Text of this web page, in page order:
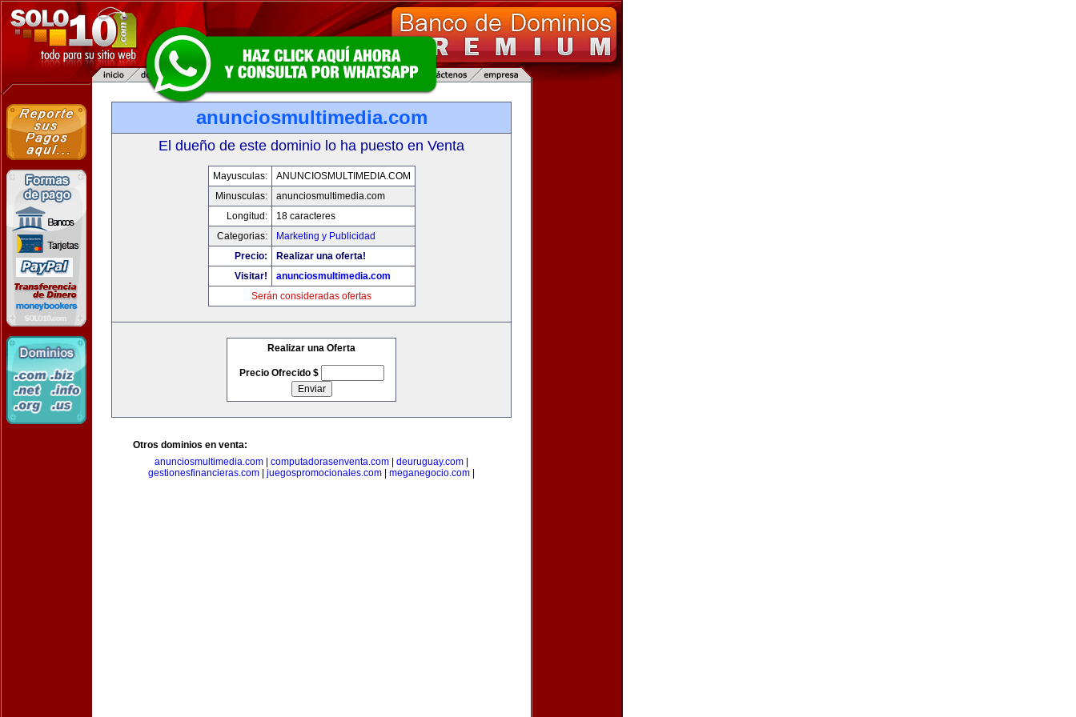
anunciosmultimedia.com
El dueño de este dominio lo ha puesto en Venta
Mayusculas:
ANUNCIOSMULTIMEDIA.COM
Minusculas:
anunciosmultimedia.com
Longitud:
18 caracteres
Categorias:
Marketing y Publicidad
Precio:
Realizar una oferta!
Visitar!
anunciosmultimedia.com
Serán consideradas ofertas
Realizar una Oferta
Precio Ofrecido $
Otros dominios en venta:
anunciosmultimedia.com
computadorasenventa.com deuruguay.com
gestionesfinancieras.com
juegospromocionales.com meganegocio.com